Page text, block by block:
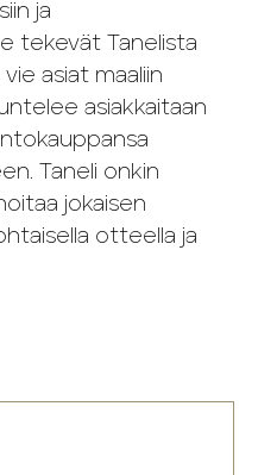
ja
tekevät Tanelista
asiat maaliin
asiakkaitaan
Taneli onkin
jokaisen
otteella ja